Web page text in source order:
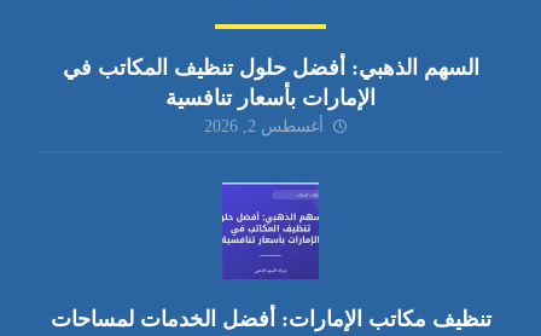
السهم الذهبي: أفضل حلول تنظيف المكاتب في
الإمارات بأسعار تنافسية
أغسطس 2, 2026
تنظيف مكاتب الإمارات: أفضل الخدمات لمساحات